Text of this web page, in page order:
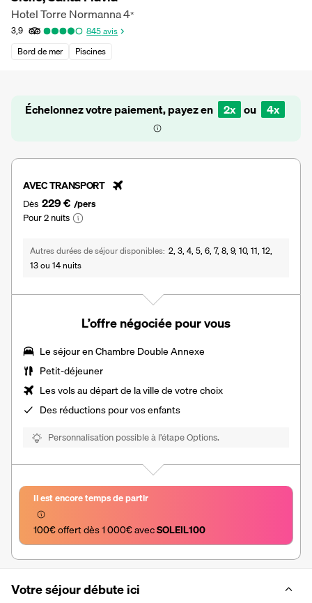
Hotel Torre Normanna4*
3,9 845avis
Bord de mer
Piscines
Échelonnez votre paiement, payez en 2x ou 4x
AVEC TRANSPORT
Dès 229 € /pers
Pour 2 nuits
Autres durées de séjour disponibles 2, 3, 4, 5, 6, 7, 8, 9, 10, 11, 12,
13 ou 14 nuits
L’offre négociée pour vous
Le séjour enChambre Double Annexe
Petit-déjeuner
Les vols au départ de la ville de votre choix
Desréductions pour vos enfants
Personnalisation possible à l’étape Options.
Il est encore temps de partir
100€ offert dès 1 000€ avec SOLEIL100
Votre séjour débute ici